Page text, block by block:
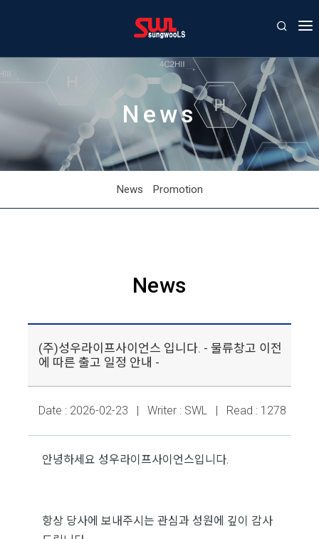
COMPANY
PRODUCT
CONTACT US
NEWS/EVENTS
News
News Promotion
News
(주)성우라이프사이언스 입니다. - 물류창고 이전
에 따른 출고 일정 안내 -
Date : 2026-02-23 | Writer : SWL | Read : 1278
안녕하세요 성우라이프사이언스입니다.
항상 당사에 보내주시는 관심과 성원에 깊이 감사